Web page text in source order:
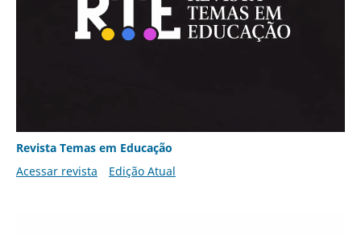
Revista Temas em Educação
Acessar revista
Edição Atual